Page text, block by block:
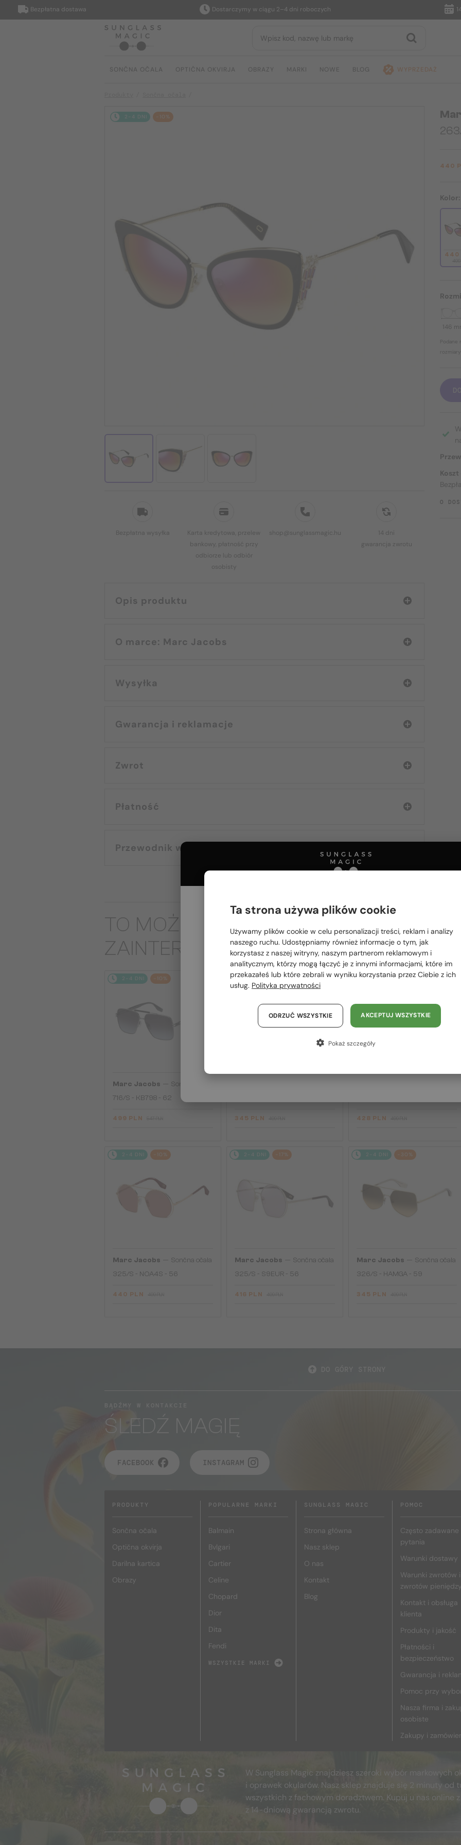
Bezpłatna dostawa Dostarczymy w ciągu 2–4 dni roboczych 14
SONČNA OČALA OPTIČNA OKVIRJA OBRAZY MARKI NOWE BLOG WYPRZEDAŻ
2-4 DNI -10%
Bezpłatna wysyłka
Karta kredytowa, przelew
bankowy, płatność przy
odbiorze lub odbiór
osobisty
shop@sunglassmagic.hu
14 dni
gwarancja zwrotu
Opis produktu
O marce: Marc Jacobs
Wysyłka
Gwarancja i reklamacje
Zwrot
Płatność
Przewodnik wyborczy
440
440
146
Podane
O
TO MOŻE CIĘ RÓWNIEŻ
ZAINTERESOWAĆ
2-4 DNI -10%
Marc Jacobs
Sončna očala
716/S - KB798 - 62
499 PLN
2-4 DNI -30%
345 PLN
2-4 DNI -12%
428 PLN
2-4 DNI -10%
Marc Jacobs
Sončna očala
325/S - NOA4S - 56
440 PLN
2-4 DNI -17%
Marc Jacobs
Sončna očala
325/S - S9EUR - 56
416 PLN
2-4 DNI -30%
Marc Jacobs
Sončna očala
326/S - HAMGA - 59
345 PLN
BĄDŹMY W KONTAKCIE
ŚLEDŹ MAGIĘ
FACEBOOK INSTAGRAM
PRODUKTY
Sončna očala
Optična okvirja
Darilna kartica
Obrazy
POPULARNE MARKI
Balmain
Bvlgari
Cartier
Celine
Chopard
Dior
Dita
Fendi
WSZYSTKIE MARKI
SUNGLASS MAGIC
Strona główna
Nasz sklep
O nas
Kontakt
Blog
POMOC
Często zadawane
pytania
Warunki dostawy
Warunki zwrotów i
zwrotów
Kontakt i obsługa
klienta
Produkty i jakość
Płatności i
bezpieczeństwo
Gwarancja i
Pomoc przy
Nasza firma i
osobiste
Zakupy i
W Sunglass Magic znajdziesz szeroki wybór markowych
i oprawek okularów. Nasz sklep znajduje się 2 minuty od
wszystkich z fachowym doradztwem. Kupuj u nas online
z 14-dniową gwarancją zwrotu.
Proszę wybierz z listy odpowiedni dla Ciebie kraj:
Polska / PL
România / RO
Magyarország / HU
Austria / AT
Francja / FR
Ta strona używa plików cookie
Używamy plików cookie w celu personalizacji treści, reklam i analizy
naszego ruchu. Udostępniamy również informacje o tym, jak
korzystasz z naszej witryny, naszym partnerom reklamowym i
analitycznym, którzy mogą łączyć je z innymi informacjami, które im
przekazałeś lub które zebrali w wyniku korzystania przez Ciebie z ich
usług. Polityka prywatności
AKCEPTUJ WSZYSTKIE
ODRZUĆ WSZYSTKIE
Pokaż szczegóły